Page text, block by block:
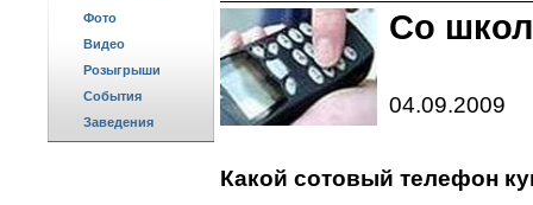
Фото
Видео
Розыгрыши
События
Заведения
Со
04.09.2009
Какой сотовый телефон